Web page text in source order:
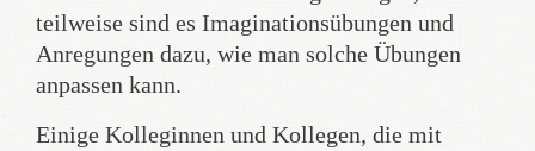
teilweise sind es Imaginationsübungen und
Anregungen dazu, wie man solche Übungen
anpassen kann.
Einige Kolleginnen und Kollegen, die mit